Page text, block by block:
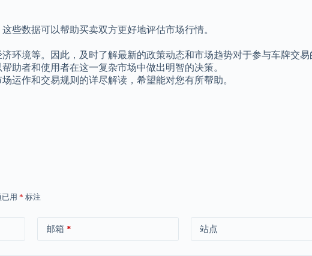
些数据可以帮助买卖双方更好地评估市场行情。
环境等。因此，及时了解最新的政策动态和市场趋势对于参与车牌交易
助者和使用者在这一复杂市场中做出明智的决策。
运作和交易规则的详尽解读，希望能对您有所帮助。
用 * 标注
邮箱 * 站点